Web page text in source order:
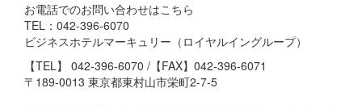
お電話でのお問い合わせはこちら
TEL：042-396-6070
ビジネスホテルマーキュリー（ロイヤルイングループ）
【TEL】 042-396-6070 /【FAX】042-396-6071
〒189-0013 東京都東村山市栄町2-7-5